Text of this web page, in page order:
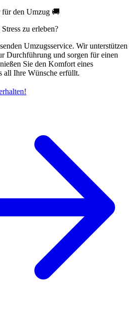
für den Umzug 🚚
zu erleben?
Umzugsservice. Wir unterstützen
Durchführung und sorgen für einen
Sie den Komfort eines
all Ihre Wünsche erfüllt.